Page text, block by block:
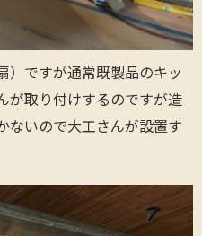
）ですが通常既製品のキッ
が取り付けするのですが造
ないので大工さんが設置す